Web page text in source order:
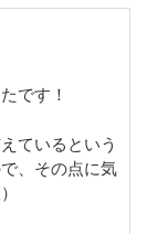
です！
ているという
、その点に気